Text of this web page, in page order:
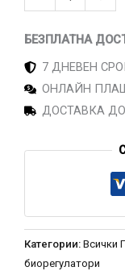
имунната
система
от
БЕЗПЛАТНА
7 ДНЕВЕН
ОНЛАЙН
ДОСТАВКА
Категории: Всички
биорегулатори